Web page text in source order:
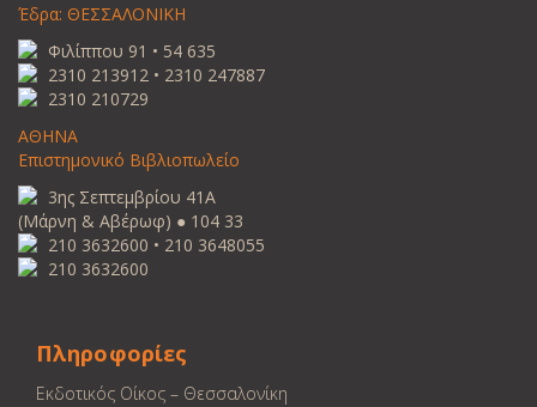
Έδρα: ΘΕΣΣΑΛΟΝΙΚΗ
Φιλίππου 91 • 54 635
2310 213912 • 2310 247887
2310 210729
ΑΘΗΝΑ
Επιστημονικό Βιβλιοπωλείο
3ης Σεπτεμβρίου 41Α
(Μάρνη & Αβέρωφ) ● 104 33
210 3632600 • 210 3648055
210 3632600
Πληροφορίες
Εκδοτικός Οίκος – Θεσσαλονίκη